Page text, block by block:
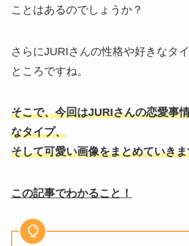
ことはあるのでしょうか？
さらにJURIさんの性格や好きなタ
ところですね。
そこで、今回はJURIさんの恋愛事
なタイプ、
そして可愛い画像をまとめていき
この記事でわかること！